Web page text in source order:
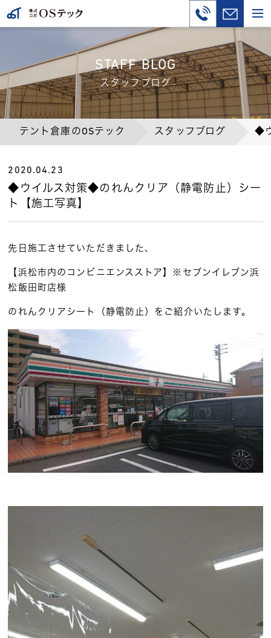
STAFF BLOG
スタッフブログ
テント倉庫のOSテック スタッフブログ ◆
2020.04.23
◆ウイルス対策◆のれんクリア（静電防止）シー
ト【施工写真】
先日施工させていただきました、
【浜松市内のコンビニエンスストア】※セブンイレブン浜
松飯田町店様
のれんクリアシート（静電防止）をご紹介いたします。